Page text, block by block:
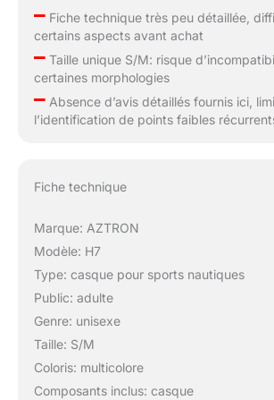
–Fiche technique très peu détaillée,
certains aspects avant achat
–Taille unique S/M: risque
certaines morphologies
–Absence d’avis détaillés fournis ici,
l’identification de points faibles
Fiche technique
Marque: AZTRON
Modèle: H7
Type: casque pour sports nautiques
Public: adulte
Genre: unisexe
Taille: S/M
Coloris: multicolore
Composants inclus: casque